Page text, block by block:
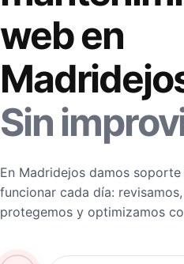
web en
Sin
En Madridejos damos
funcionar cada día:
protegemos y optimizamos